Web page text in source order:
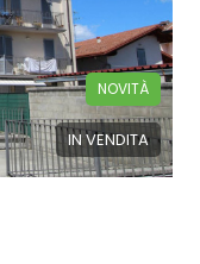
IN VENDITA
NOVITÀ